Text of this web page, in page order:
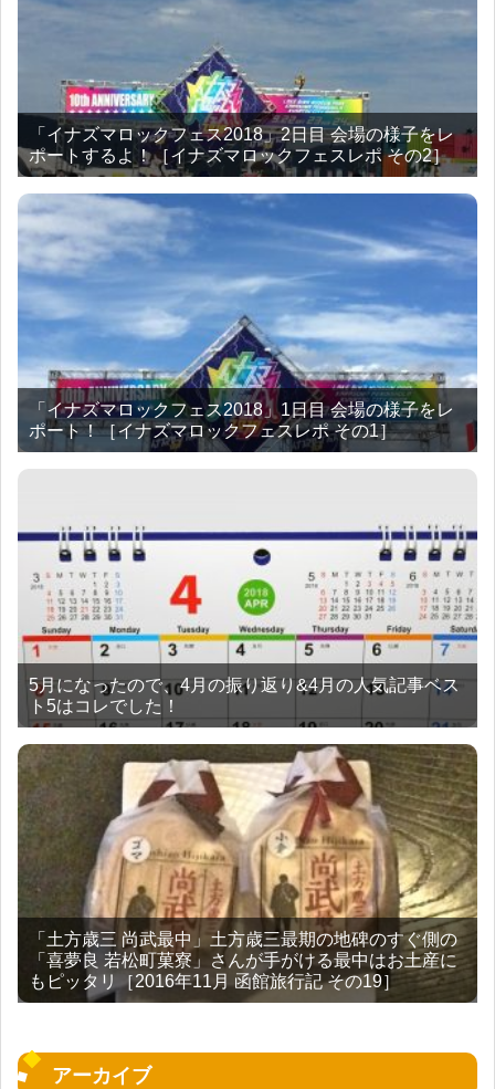
「イナズマロックフェス2018」2日目 会場の様子をレ
ポートするよ！［イナズマロックフェスレポ その2］
「イナズマロックフェス2018」1日目 会場の様子をレ
ポート！［イナズマロックフェスレポ その1］
5月になったので、4月の振り返り&4月の人気記事ベス
ト5はコレでした！
「土方歳三 尚武最中」土方歳三最期の地碑のすぐ側の
「喜夢良 若松町菓寮」さんが手がける最中はお土産に
もピッタリ［2016年11月 函館旅行記 その19］
アーカイブ